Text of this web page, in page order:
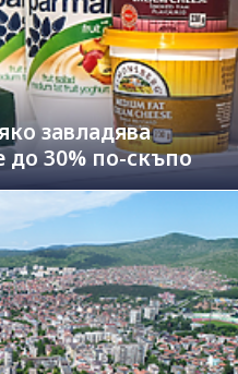
завладява
до 30% по-скъпо